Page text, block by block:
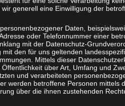
generell eine Einwilligung der
Daten,
oder Telefonnummer einer
mit der Datenschutz-
mit den für uns geltenden
Mittels dieser
über Art, Umfang und
und verarbeiteten
werden betroffene Personen mittels
über die ihnen zustehenden